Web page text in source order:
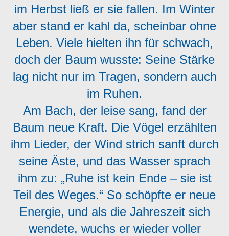
im Herbst ließ er sie fallen. Im Winter
aber stand er kahl da, scheinbar ohne
Leben. Viele hielten ihn für schwach,
doch der Baum wusste: Seine Stärke
lag nicht nur im Tragen, sondern auch
im Ruhen.
Am Bach, der leise sang, fand der
Baum neue Kraft. Die Vögel erzählten
ihm Lieder, der Wind strich sanft durch
seine Äste, und das Wasser sprach
ihm zu: „Ruhe ist kein Ende – sie ist
Teil des Weges.“ So schöpfte er neue
Energie, und als die Jahreszeit sich
wendete, wuchs er wieder voller